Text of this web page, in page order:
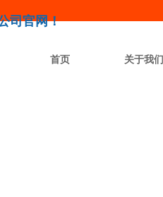
司官网！
首页 关于我们